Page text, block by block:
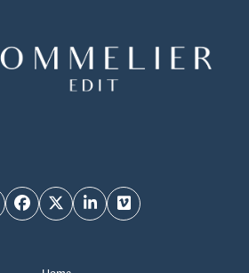
Facebook
TwitterLinkedInVimeo